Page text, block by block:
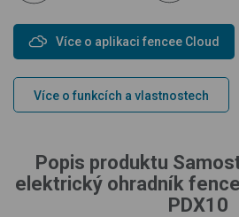
Více o aplikaci fencee Cloud
Více o funkcích a vlastnostech
Popis produktu
elektrický ohradník
PDX10